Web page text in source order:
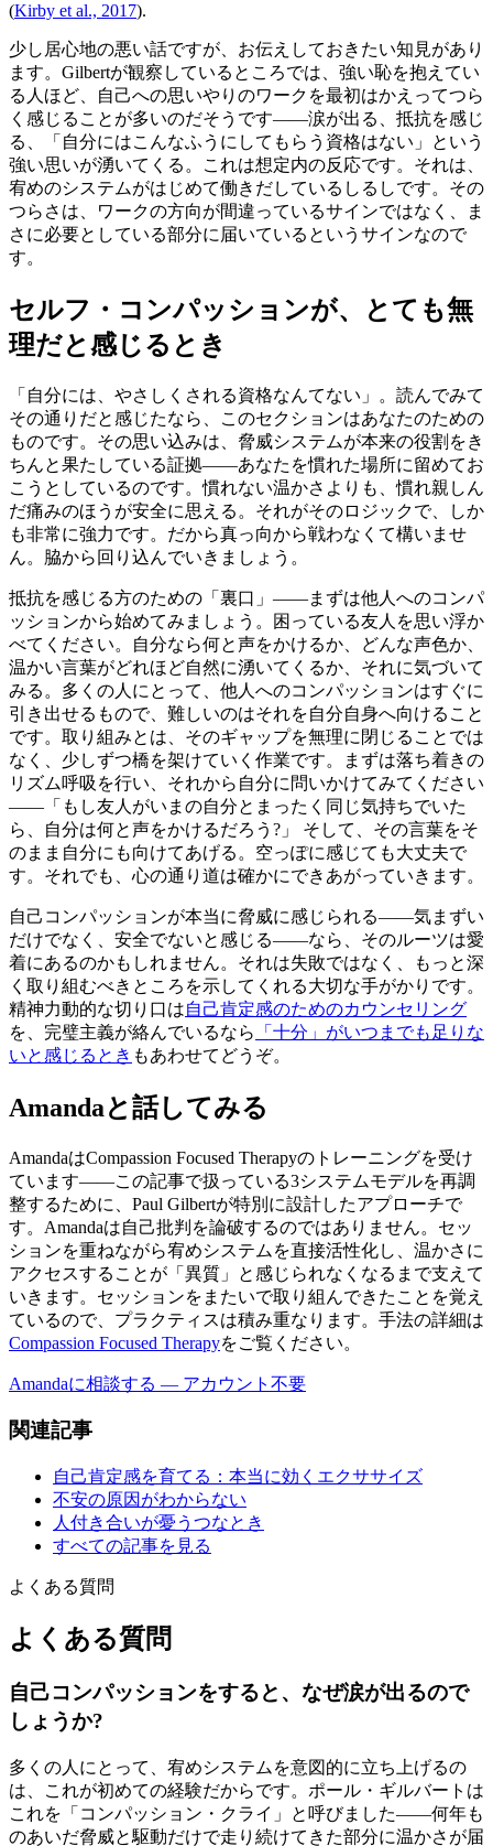
(Kirby et al., 2017).
少し居心地の悪い話ですが、お伝えしておきたい知見があり
ます。Gilbertが観察しているところでは、強い恥を抱えてい
る人ほど、自己への思いやりのワークを最初はかえってつら
く感じることが多いのだそうです――涙が出る、抵抗を感じ
る、「自分にはこんなふうにしてもらう資格はない」という
強い思いが湧いてくる。これは想定内の反応です。それは、
宥めのシステムがはじめて働きだしているしるしです。その
つらさは、ワークの方向が間違っているサインではなく、ま
さに必要としている部分に届いているというサインなので
す。
セルフ・コンパッションが、とても無
理だと感じるとき
「自分には、やさしくされる資格なんてない」。読んでみて
その通りだと感じたなら、このセクションはあなたのための
ものです。その思い込みは、脅威システムが本来の役割をき
ちんと果たしている証拠――あなたを慣れた場所に留めてお
こうとしているのです。慣れない温かさよりも、慣れ親しん
だ痛みのほうが安全に思える。それがそのロジックで、しか
も非常に強力です。だから真っ向から戦わなくて構いませ
ん。脇から回り込んでいきましょう。
抵抗を感じる方のための「裏口」——まずは他人へのコンパ
ッションから始めてみましょう。困っている友人を思い浮か
べてください。自分なら何と声をかけるか、どんな声色か、
温かい言葉がどれほど自然に湧いてくるか、それに気づいて
みる。多くの人にとって、他人へのコンパッションはすぐに
引き出せるもので、難しいのはそれを自分自身へ向けること
です。取り組みとは、そのギャップを無理に閉じることでは
なく、少しずつ橋を架けていく作業です。まずは落ち着きの
リズム呼吸を行い、それから自分に問いかけてみてください
——「もし友人がいまの自分とまったく同じ気持ちでいた
ら、自分は何と声をかけるだろう?」 そして、その言葉をそ
のまま自分にも向けてあげる。空っぽに感じても大丈夫で
す。それでも、心の通り道は確かにできあがっていきます。
自己コンパッションが本当に脅威に感じられる――気まずい
だけでなく、安全でないと感じる――なら、そのルーツは愛
着にあるのかもしれません。それは失敗ではなく、もっと深
く取り組むべきところを示してくれる大切な手がかりです。
精神力動的な切り口は自己肯定感のためのカウンセリング
を、完璧主義が絡んでいるなら
「十分」がいつまでも足りな
いと感じるとき もあわせてどうぞ。
Amandaと話してみる
AmandaはCompassion Focused Therapyのトレーニングを受け
ています――この記事で扱っている3システムモデルを再調
整するために、Paul Gilbertが特別に設計したアプローチで
す。Amandaは自己批判を論破するのではありません。セッ
ションを重ねながら宥めシステムを直接活性化し、温かさに
アクセスすることが「異質」と感じられなくなるまで支えて
いきます。セッションをまたいで取り組んできたことを覚え
ているので、プラクティスは積み重なります。手法の詳細は
Compassion Focused Therapyをご覧ください。
Amandaに相談する — アカウント不要
関連記事
自己肯定感を育てる：本当に効くエクササイズ
不安の原因がわからない
人付き合いが憂うつなとき
すべての記事を見る
よくある質問
よくある質問
自己コンパッションをすると、なぜ涙が出るので
しょうか?
多くの人にとって、宥めシステムを意図的に立ち上げるの
は、これが初めての経験だからです。ポール・ギルバートは
これを「コンパッション・クライ」と呼びました——何年も
のあいだ脅威と駆動だけで走り続けてきた部分に温かさが届